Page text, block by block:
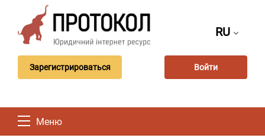
RU
Зарегистрироваться Войти
Меню